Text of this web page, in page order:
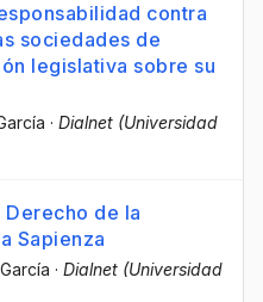
contra
sociedades de
legislativa sobre su
· Dialnet (Universidad
Derecho de la
Sapienza
· Dialnet (Universidad